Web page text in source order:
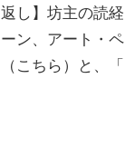
返し】坊主の読
ーン、アート・
（こちら）と、